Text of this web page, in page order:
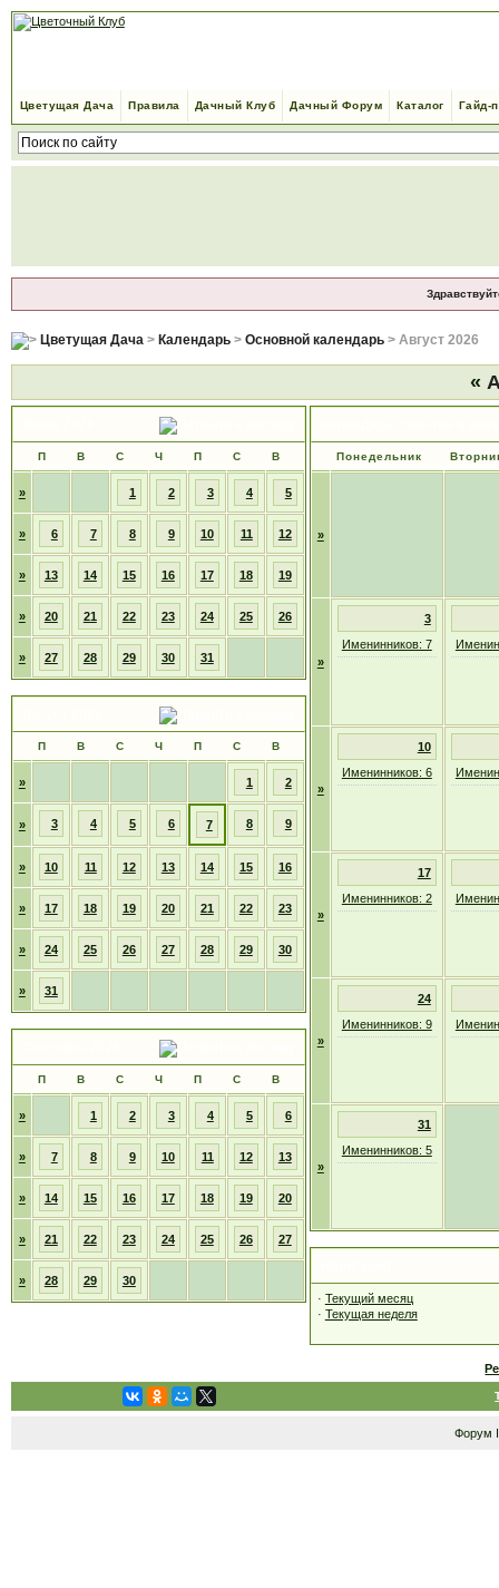
Цветущая Дача Правила Дачный Клуб Дачный Форум Каталог Гайд-
Цветущая Дача> Календарь> Основной календарь> Август 2026
«
П В С Ч П С В
» 1 2 3 4 5
» 6 7 8 9 10 11 12
» 13 14 15 16 17 18 19
» 20 21 22 23 24 25 26
» 27 28 29 30 31
П В С Ч П С В
» 1 2
» 3 4 5 6 7 8 9
» 10 11 12 13 14 15 16
» 17 18 19 20 21 22 23
» 24 25 26 27 28 29 30
» 31
П В С Ч П С В
» 1 2 3 4 5 6
» 7 8 9 10 11 12 13
» 14 15 16 17 18 19 20
» 21 22 23 24 25 26 27
» 28 29 30
Понедельник
»
»
3
Именинников: 7
»
10
Именинников: 6
»
17
Именинников: 2
»
24
Именинников: 9
»
31
Именинников: 5
· Текущий месяц
· Текущая неделя
Форум